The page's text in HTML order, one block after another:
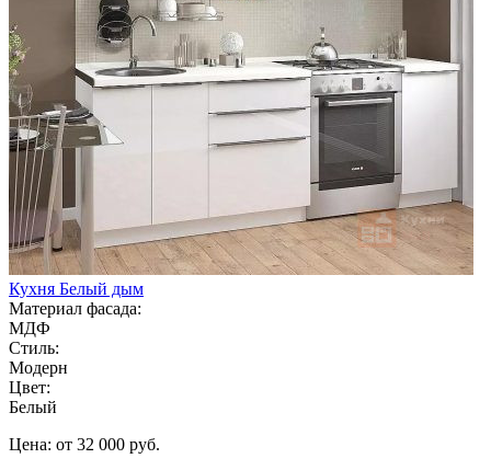
Кухня Белый дым
Материал фасада:
МДФ
Стиль:
Модерн
Цвет:
Белый
Цена: от 32 000 руб.